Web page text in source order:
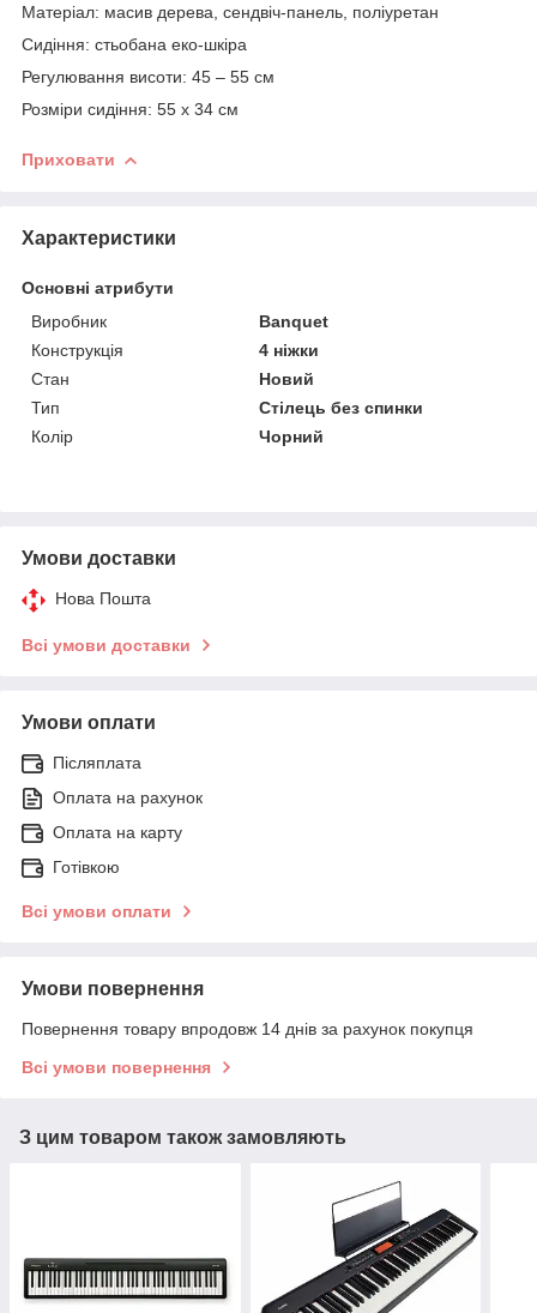
Матеріал: масив дерева, сендвіч-панель, поліуретан
Сидіння: стьобана еко-шкіра
Регулювання висоти: 45 – 55 см
Розміри сидіння: 55 х 34 см
Приховати
Характеристики
Основні атрибути
Виробник
Banquet
Конструкція
4 ніжки
Стан
Новий
Тип
Стілець без спинки
Колір
Чорний
Умови доставки
Нова Пошта
Всі умови доставки
Умови оплати
Післяплата
Оплата на рахунок
Оплата на карту
Готівкою
Всі умови оплати
Умови повернення
Повернення товару впродовж 14 днів за рахунок покупця
Всі умови повернення
З цим товаром також замовляють